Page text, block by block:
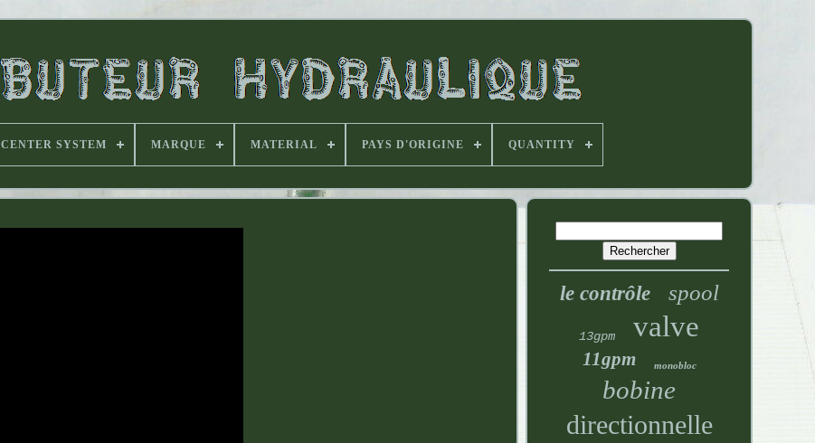
CENTER SYSTEM MARQUE MATERIAL PAYS D'ORIGINE QUANTITY
le contrôle spool
13gpm valve
11gpm monobloc
bobine
directionnelle